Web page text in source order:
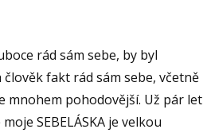
rád sám sebe, by byl
fakt rád sám sebe, včetně
mnohem pohodovější. Už pár let
SEBELÁSKA je velkou